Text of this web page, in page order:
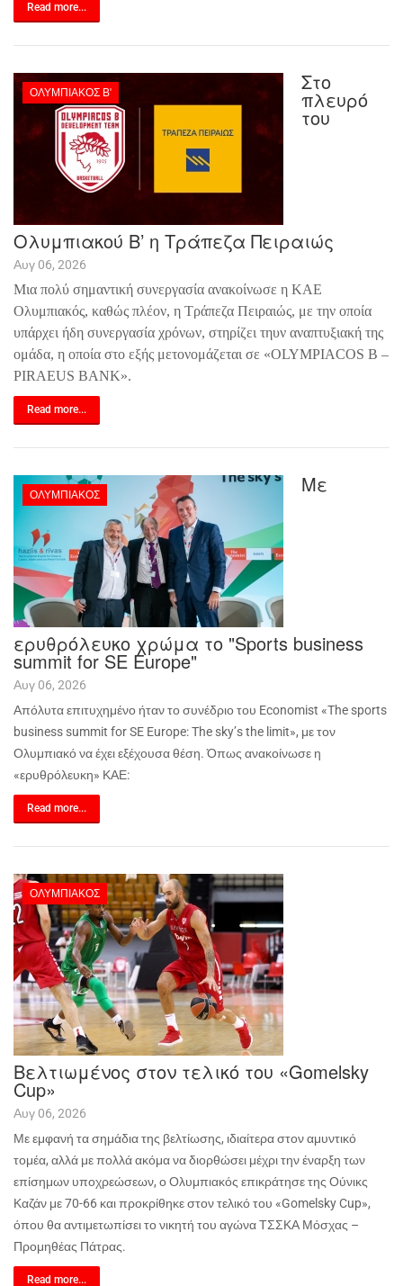
Read more...
ΟΛΥΜΠΙΑΚΌΣ Β' Στο
πλευρό
του
Ολυμπιακού Β’ η Τράπεζα Πειραιώς
Αυγ 06, 2026
Μια πολύ σημαντική συνεργασία ανακοίνωσε η ΚΑΕ
Ολυμπιακός, καθώς πλέον, η Τράπεζα Πειραιώς, με την οποία
υπάρχει ήδη συνεργασία χρόνων, στηρίζει τηυν αναπτυξιακή της
ομάδα, η οποία στο εξής μετονομάζεται σε «OLYMPIACOS B –
PIRAEUS BANK».
Read more...
ΟΛΥΜΠΙΑΚΌΣ Με
ερυθρόλευκο χρώμα το "Sports business
summit for SE Europe"
Αυγ 06, 2026
Απόλυτα επιτυχημένο ήταν το συνέδριο του Economist «The sports
business summit forSE Europe:The sky’sthe limit», με τον
Ολυμπιακό να έχει εξέχουσα θέση. Όπως ανακοίνωσε η
«ερυθρόλευκη» ΚΑΕ:
Read more...
ΟΛΥΜΠΙΑΚΌΣ
Βελτιωμένος στον τελικό του «Gomelsky
Cup»
Αυγ 06, 2026
Με εμφανή τα σημάδια της βελτίωσης, ιδιαίτερα στον αμυντικό
τομέα, αλλά με πολλά ακόμα να διορθώσει μέχρι την έναρξη των
επίσημων υποχρεώσεων, ο Ολυμπιακός επικράτησε της Ούνικς
Καζάν με 70-66 και προκρίθηκε στον τελικό του «GomelskyCup»,
όπου θα αντιμετωπίσει το νικητή του αγώνα ΤΣΣΚΑ Μόσχας –
Προμηθέας Πάτρας.
Read more...